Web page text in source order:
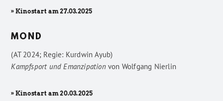
» Kinostart am 27.03.2025
MOND
(AT 2024; Regie: Kurdwin Ayub)
Kampfsport und Emanzipationvon Wolfgang Nierlin
» Kinostart am 20.03.2025